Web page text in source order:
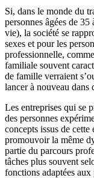
Si, dans le monde du
personnes âgées de
vie), la société se
sexes et pour les
professionnelle,
familiale souvent
de famille verraient
lancer à nouveau dans
Les entreprises qui se
des personnes
concepts issus de
promouvoir la même
partie du parcours
tâches plus souvent
fonctions adaptées aux